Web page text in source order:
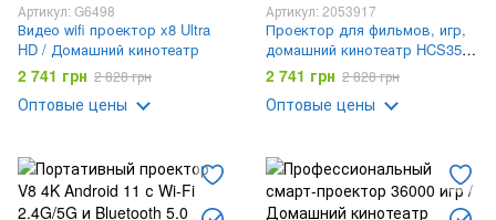
Артикул: G6498
Видео wifi проектор x8 Ultra
HD / Домашний кинотеатр
2 741 грн 2 828 грн
Оптовые цены
Артикул: 2053917
Проектор для фильмов, игр,
домашний кинотеатр HCS350
pro / Смарт домашний
кинотеатр Wi-Fi 6 Bluetooth 5.0
с пультом /
2 741 грн 2 828 грн
Оптовые цены